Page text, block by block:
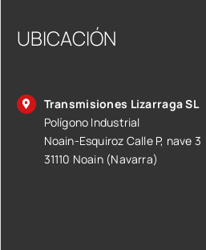
UBICACIÓN
Transmisiones Lizarraga SL
Polígono Industrial
Noain-Esquiroz Calle P, nave 3
31110 Noain (Navarra)